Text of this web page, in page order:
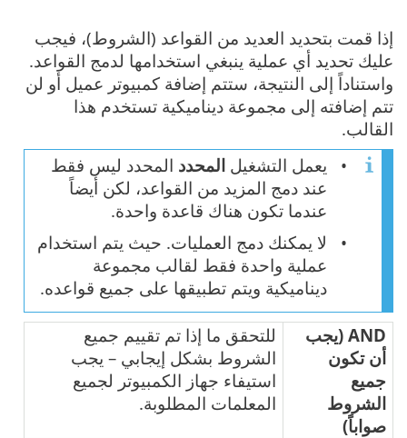
إذا قمت بتحديد العديد من القواعد (الشروط)، فيجب
عليك تحديد أي عملية ينبغي استخدامها لدمج القواعد.
واستناداً إلى النتيجة، ستتم إضافة كمبيوتر عميل أو لن
تتم إضافته إلى مجموعة ديناميكية تستخدم هذا
القالب.
يعمل التشغيلالمحدد المحدد ليس فقط
عند دمج المزيد من القواعد، لكن أيضاً
عندما تكون هناك قاعدة واحدة.
لا يمكنك دمج العمليات. حيث يتم استخدام
عملية واحدة فقط لقالب مجموعة
ديناميكية ويتم تطبيقها على جميع قواعده.
AND (يجب
أن تكون
جميع
الشروط
صواباً)
للتحقق ما إذا تم تقييم جميع
الشروط بشكل إيجابي – يجب
استيفاء جهاز الكمبيوتر لجميع
المعلمات المطلوبة.